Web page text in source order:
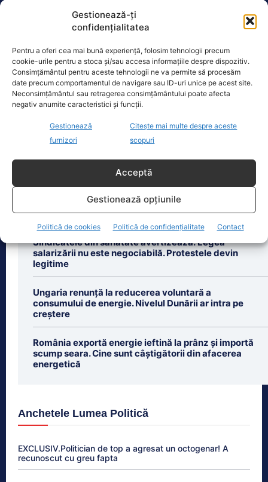
Gestionează-ți
confidențialitatea
Pentru a oferi cea mai bună experiență, folosim tehnologii precum
cookie-urile pentru a stoca și/sau accesa informațiile despre dispozitiv.
Consimțământul pentru aceste tehnologii ne va permite să procesăm
date precum comportamentul de navigare sau ID-uri unice pe acest site.
Neconsimțământul sau retragerea consimțământului poate afecta
negativ anumite caracteristici și funcții.
Gestionează
furnizori
Citește mai multe despre aceste
scopuri
Acceptă
Gestionează opțiunile
Politică de cookies Politică de confidențialitate Contact
Copil din Reghin, salvat după ce și-a prins mâna în
mașina…
Un copil de doar 2 ani din Reghin a
vineri, după ce și-a prins mâna
[...]
Sindicatele din sănătate avertizează: Legea
salarizării nu este negociabilă. Protestele devin
legitime
Ungaria renunță la reducerea voluntară a
consumului de energie. Nivelul Dunării ar intra pe
creștere
România exportă energie ieftină la prânz și importă
scump seara. Cine sunt câștigătorii din afacerea
energetică
Anchetele Lumea Politică
EXCLUSIV.Politician de top a agresat un octogenar! A
recunoscut cu greu fapta